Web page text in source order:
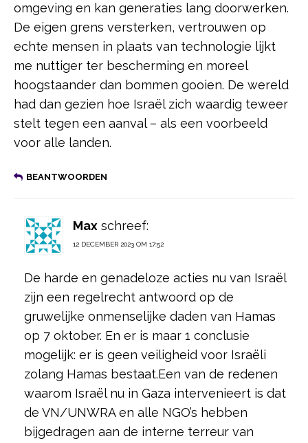
omgeving en kan generaties lang doorwerken.
De eigen grens versterken, vertrouwen op
echte mensen in plaats van technologie lijkt
me nuttiger ter bescherming en moreel
hoogstaander dan bommen gooien. De wereld
had dan gezien hoe Israël zich waardig teweer
stelt tegen een aanval – als een voorbeeld
voor alle landen.
BEANTWOORDEN
Max schreef:
12 DECEMBER 2023 OM 17:52
De harde en genadeloze acties nu van Israël
zijn een regelrecht antwoord op de
gruwelijke onmenselijke daden van Hamas
op 7 oktober. En er is maar 1 conclusie
mogelijk: er is geen veiligheid voor Israëli
zolang Hamas bestaat.Een van de redenen
waarom Israël nu in Gaza intervenieert is dat
de VN/UNWRA en alle NGO’s hebben
bijgedragen aan de interne terreur van